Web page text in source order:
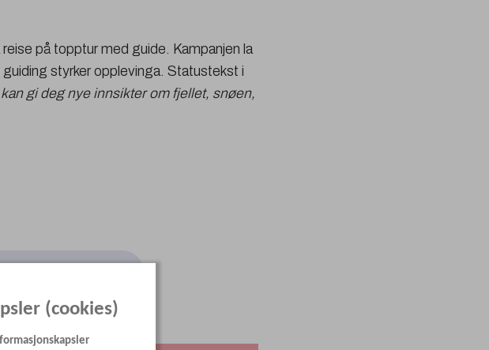
på topptur med guide. Kampanjen la
styrker opplevinga. Statustekst i
gi deg nye innsikter om fjellet, snøen,
(cookies)